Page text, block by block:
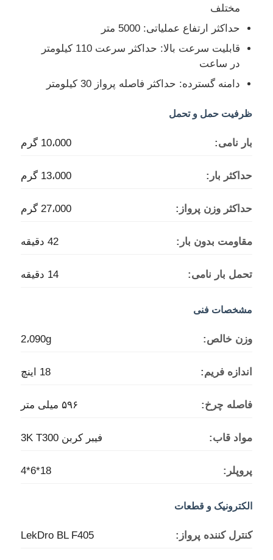
بازدید از کارخانه
با ما تماس بگیرید
اخبار
هواپیماهای بدون سرنشین صنعتی
پهپاد سمپاشی کشاورزی
هواپیمای بدون سرنشین FPV
مختلف
حداکثر ارتفاع عملیاتی: 5000 متر
قابلیت سرعت بالا: حداکثر سرعت 110 کیلومتر
در ساعت
دامنه گسترده: حداکثر فاصله پرواز 30 کیلومتر
ظرفیت حمل و تحمل
بار نامی: 10،000 گرم
حداکثر بار: 13،000 گرم
حداکثر وزن پرواز: 27،000 گرم
مقاومت بدون بار: 42 دقیقه
تحمل بار نامی: 14 دقیقه
مشخصات فنی
وزن خالص: 2،090g
اندازه فریم: 18 اينچ
فاصله چرخ: ۵۹۶ میلی متر
مواد قاب: فیبر کربن 3K T300
پروپلر: 18*6*4
الکترونیک و قطعات
کنترل کننده پرواز: LekDro BL F405